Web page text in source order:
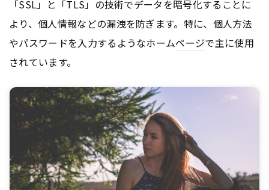
「SSL」と「TLS」の技術でデータを暗号化することに
より、個人情報などの漏洩を防ぎます。特に、個人方法
やパスワードを入力するようなホームページで主に使用
されています。